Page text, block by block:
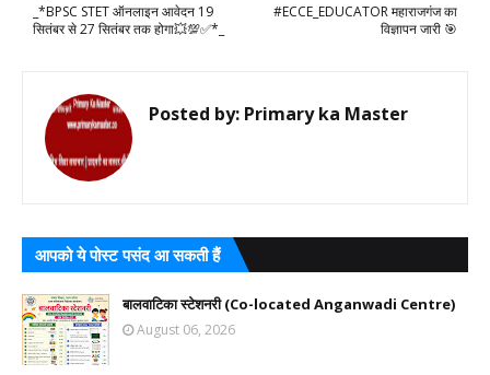
#ECCE_EDUCATOR महाराजगंज का
विज्ञापन जारी 🎯
_*BPSC STET ऑनलाइन आवेदन 19
सितंबर से 27 सितंबर तक होगा💥💯✅*_
Posted by: Primary ka Master
आपको ये पोस्ट पसंद आ सकती हैं
बालवाटिका स्टेशनरी (Co-located Anganwadi Centre)
August 06, 2026